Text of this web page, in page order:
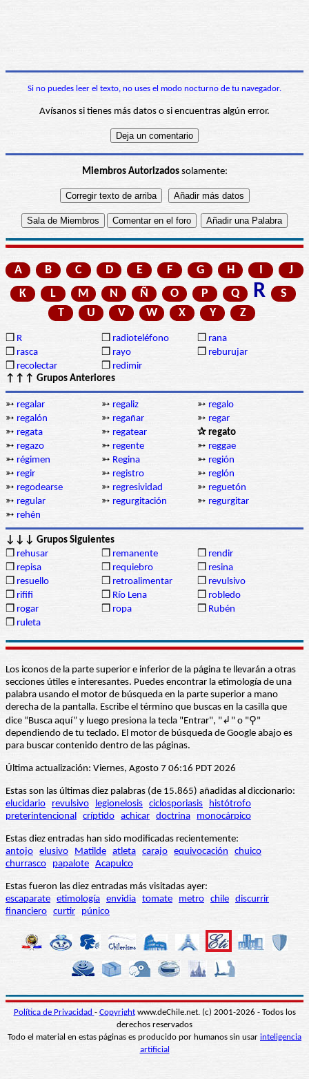
Si no puedes leer el texto, no uses el modo nocturno de tu navegador.
Avísanos si tienes más datos o si encuentras algún error.
Miembros Autorizadossolamente:
A B C D E F G H I
J
K
L M N Ñ O P Q R
S
T
U V W X Y Z
❒ R ❒ radioteléfono ❒ rana
❒ rasca ❒ rayo ❒ reburujar
❒ recolectar ❒ redimir
↑↑↑ Grupos Anteriores
➳ regalar ➳ regaliz ➳ regalo
➳ regalón ➳ regañar ➳ regar
➳ regata ➳ regatear
✰ regato
➳ regazo ➳ regente ➳ reggae
➳ régimen ➳ Regina ➳ región
➳ regir ➳ registro ➳ reglón
➳ regodearse ➳ regresividad ➳ reguetón
➳ regular ➳ regurgitación ➳ regurgitar
➳ rehén
↓↓↓ Grupos Siguientes
❒ rehusar ❒ remanente ❒ rendir
❒ repisa ❒ requiebro ❒ resina
❒ resuello ❒ retroalimentar ❒ revulsivo
❒ rififi ❒ Río Lena ❒ robledo
❒ rogar ❒ ropa ❒ Rubén
❒ ruleta
Los iconos de la parte superior e inferior de la página te llevarán a otras
secciones útiles e interesantes. Puedes encontrar la etimología de una
palabra usando el motor de búsqueda en la parte superior a mano
derecha de la pantalla. Escribe el término que buscas en la casilla que
dice “Busca aquí” y luego presiona la tecla "Entrar", "↲" o "⚲"
dependiendo de tu teclado. El motor de búsqueda de Google abajo es
para buscar contenido dentro de las páginas.
Última actualización: Viernes, Agosto 7 06:16 PDT 2026
Estas son las últimas diez palabras (de 15.865) añadidas al diccionario:
elucidario
revulsivo legionelosis ciclosporiasis
histótrofo
preterintencional críptido achicar doctrina monocárpico
Estas diez entradas han sido modificadas recientemente:
antojo elusivo Matilde atleta carajo equivocación
chuico
churrasco
papalote Acapulco
Estas fueron las diez entradas más visitadas ayer:
escaparate etimología envidia tomate metro chile discurrir
financiero curtir púnico
Política de Privacidad - Copyrightwww.deChile.net. (c) 2001-2026 - Todos los
derechos reservados
Todo el material en estas páginas es producido por humanos sin usar inteligencia
artificial